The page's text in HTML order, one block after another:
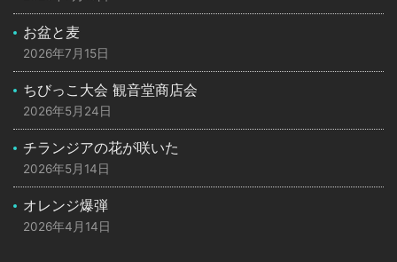
お盆と麦
2026年7月15日
ちびっこ大会 観音堂商店会
2026年5月24日
チランジアの花が咲いた
2026年5月14日
オレンジ爆弾
2026年4月14日